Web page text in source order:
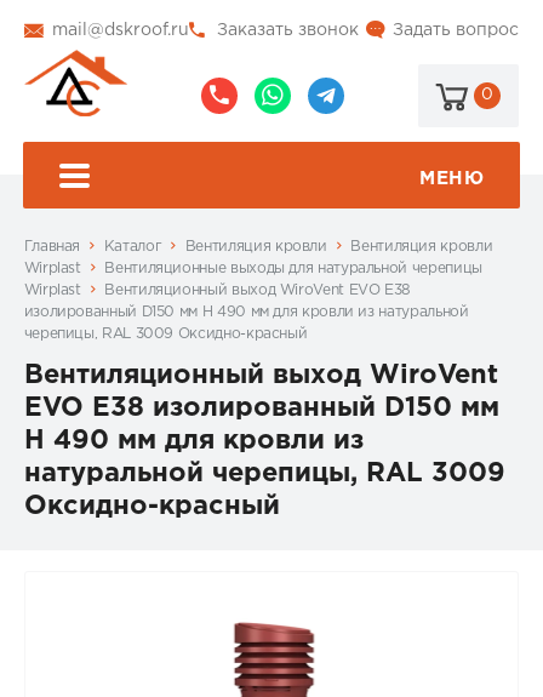
mail@dskroof.ru Задать вопрос
Заказать звонок
0
МЕНЮ
Главная Каталог Вентиляция кровли
Вентиляция кровли
Wirplast
Вентиляционные выходы для натуральной черепицы
Wirplast
Вентиляционный выход WiroVent EVO E38
изолированный D150 мм Н 490 мм для кровли из натуральной
черепицы, RAL 3009 Оксидно-красный
Вентиляционный выход WiroVent
EVO E38 изолированный D150 мм
Н 490 мм для кровли из
натуральной черепицы, RAL 3009
Оксидно-красный